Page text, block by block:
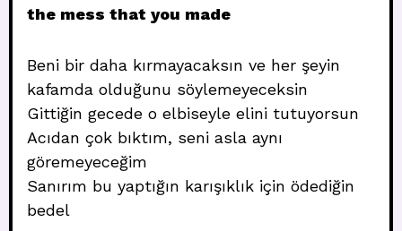
the mess that you made
Beni bir daha kırmayacaksın ve her şeyin
kafamda olduğunu söylemeyeceksin
Gittiğin gecede o elbiseyle elini tutuyorsun
Acıdan çok bıktım, seni asla aynı
göremeyeceğim
Sanırım bu yaptığın karışıklık için ödediğin
bedel